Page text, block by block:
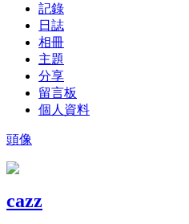
記錄
日誌
相冊
主題
分享
留言板
個人資料
頭像
cazz